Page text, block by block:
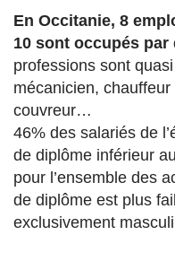
En Occitanie, 8
10 sont occupés par
professions sont
mécanicien,
couvreur…
46% des salariés de
de diplôme inférieur
pour l’ensemble des
de diplôme est plus
exclusivement